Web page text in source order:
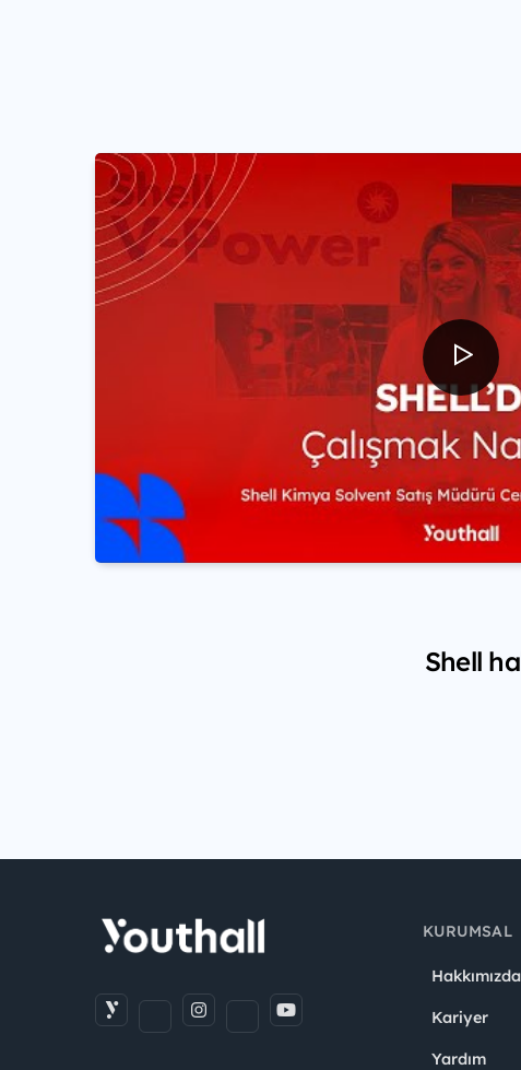
Shell
KURUMSAL
Hakkımızda
Kariyer
Yardım